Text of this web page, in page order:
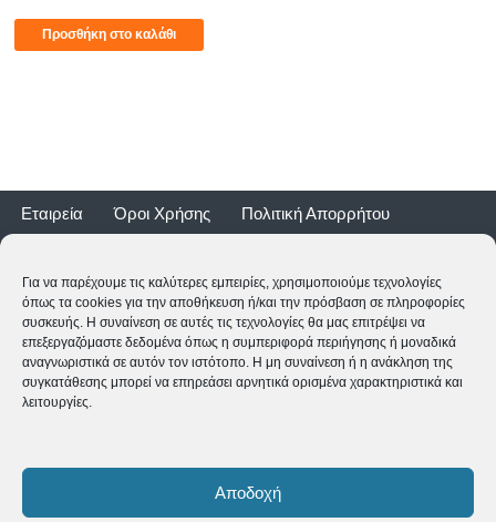
Για να παρέχουμε τις καλύτερες εμπειρίες, χρησιμοποιούμε τεχνολογίες
όπως τα cookies για την αποθήκευση ή/και την πρόσβαση σε πληροφορίες
συσκευής. Η συναίνεση σε αυτές τις τεχνολογίες θα μας επιτρέψει να
επεξεργαζόμαστε δεδομένα όπως η συμπεριφορά περιήγησης ή μοναδικά
αναγνωριστικά σε αυτόν τον ιστότοπο. Η μη συναίνεση ή η ανάκληση της
συγκατάθεσης μπορεί να επηρεάσει αρνητικά ορισμένα χαρακτηριστικά και
λειτουργίες.
Αποδοχή
Προσθήκη στο καλάθι
Εταιρεία Όροι Χρήσης
Πολιτική Απορρήτου
Δευ-Τετ-Σαβ 09:00-15:00 | Τρι-Πεμ-Παρ 10:00-18:00 | Κυρ